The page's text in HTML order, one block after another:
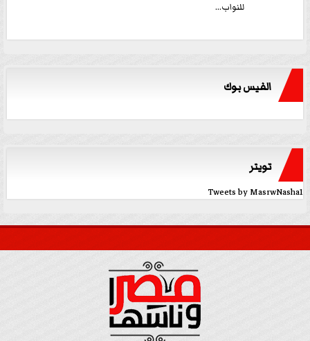
للنواب...
الفيس بوك
تويتر
Tweets by MasrwNasha1